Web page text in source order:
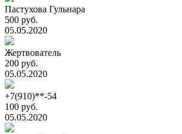
Пастухова Гульнара
500 руб.
05.05.2020
Жертвователь
200 руб.
05.05.2020
+7(910)**-54
100 руб.
05.05.2020